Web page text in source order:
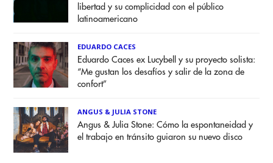
libertad y su complicidad con el público
latinoamericano
EDUARDO CACES
Eduardo Caces ex Lucybell y su proyecto solista:
“Me gustan los desafíos y salir de la zona de
confort”
ANGUS & JULIA STONE
Angus & Julia Stone: Cómo la espontaneidad y
el trabajo en tránsito guiaron su nuevo disco